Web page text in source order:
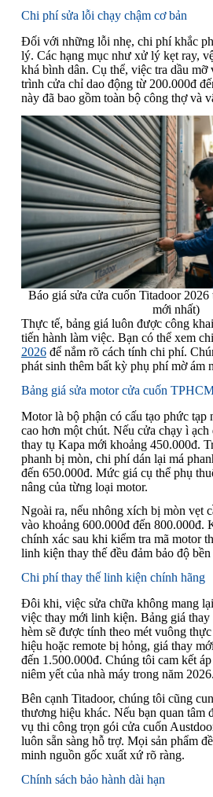
Chi phí sửa lỗi chạy chậm cơ bản
Đối với những lỗi nhẹ, chi phí khắc
lý. Các hạng mục như xử lý kẹt ray,
khá bình dân. Cụ thể, việc tra dầu mỡ
trình cửa chỉ dao động từ 200.000đ
này đã bao gồm toàn bộ công thợ và
Báo giá sửa cửa cuốn Titadoor
mới nhất)
Thực tế, bảng giá luôn được công
tiến hành làm việc. Bạn có thể xem
2026để nắm rõ cách tính chi phí.
phát sinh thêm bất kỳ phụ phí mờ ám
Bảng giá sửa motor cửa cuốn
Motor là bộ phận có cấu tạo phức tạp
cao hơn một chút. Nếu cửa chạy ì
thay tụ Kapa mới khoảng 450.000đ.
phanh bị mòn, chi phí dán lại má
đến 650.000đ. Mức giá cụ thể phụ
nâng của từng loại motor.
Ngoài ra, nếu nhông xích bị mòn vẹt
vào khoảng 600.000đ đến 800.000đ.
chính xác sau khi kiểm tra mã motor
linh kiện thay thế đều đảm bảo độ
Chi phí thay thế linh kiện chính hãng
Đôi khi, việc sửa chữa không mang
việc thay mới linh kiện. Bảng giá
hèm sẽ được tính theo mét vuông
hiệu hoặc remote bị hỏng, giá thay
đến 1.500.000đ. Chúng tôi cam kết
niêm yết của nhà máy trong năm 2026.
Bên cạnh Titadoor, chúng tôi cũng
thương hiệu khác. Nếu bạn quan tâm
vụ thi công trọn gói cửa cuốn
luôn sẵn sàng hỗ trợ. Mọi sản phẩm
minh nguồn gốc xuất xứ rõ ràng.
Chính sách bảo hành dài hạn